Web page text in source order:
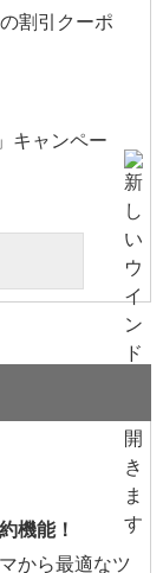
割引クーポ
キャンペー
機能！
から最適なツ